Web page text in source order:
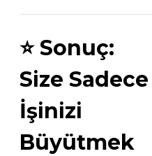
⭐Sonuç:
Size Sadece
İşinizi
Büyütmek